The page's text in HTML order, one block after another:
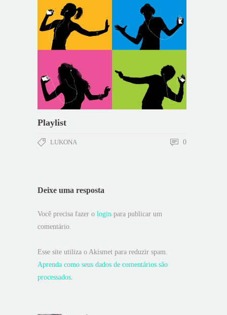
Playlist
LUKONA 0
Deixe uma resposta
Você precisa fazer o login para publicar um
comentário.
Esse site utiliza o Akismet para reduzir spam.
Aprenda como seus dados de comentários são
processados.